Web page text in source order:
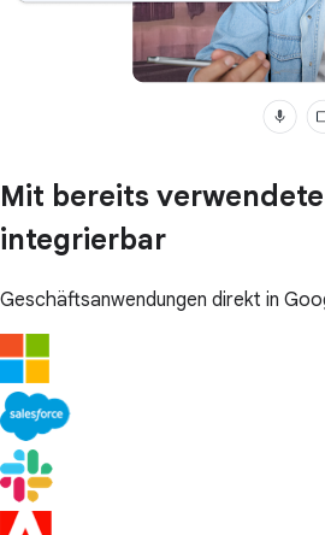
Mit bereits
integrierbar
Geschäftsanwendungen direkt in